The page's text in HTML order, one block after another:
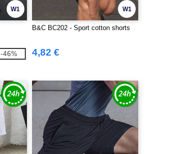
W1
-46%
W1
B&C BC202 - Sport cotton shorts
4,82 €